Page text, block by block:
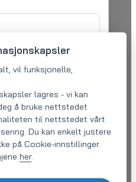
vil funksjonelle,
lagres - vi kan
å bruke nettstedet
til nettstedet vårt
Du kan enkelt justere
på Cookie-innstillinger.
her.
med det
min